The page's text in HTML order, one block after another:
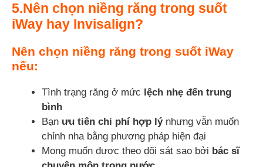
5.Nên chọn niềng răng trong suốt
iWay hay Invisalign?
Nên chọn niềng răng trong suốt iWay
nếu:
Tình trạng răng ở mức lệch nhẹ đến trung
bình
Bạn ưu tiên chi phí hợp lýnhưng vẫn muốn
chỉnh nha bằng phương pháp hiện đại
Mong muốn được theo dõi sát sao bởi bác sĩ